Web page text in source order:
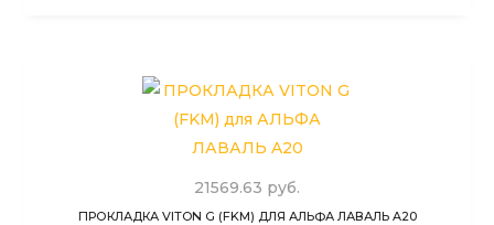
21569.63 руб.
ПРОКЛАДКА VITON G (FKM) ДЛЯ АЛЬФА ЛАВАЛЬ A20